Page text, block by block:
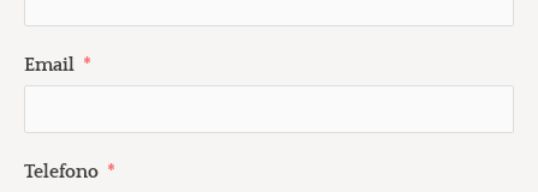
Email
Telefono